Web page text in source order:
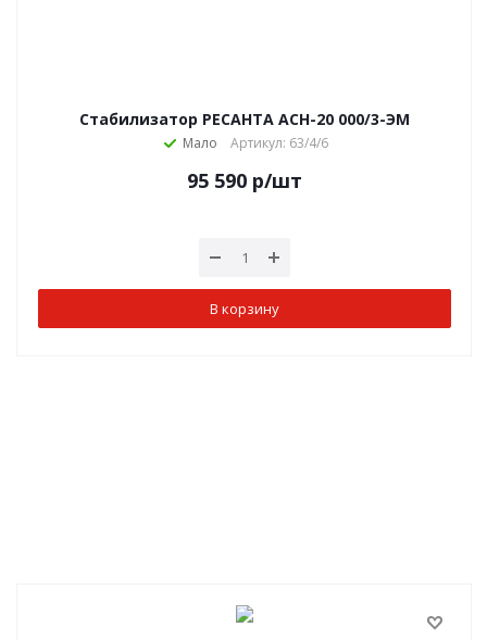
Стабилизатор РЕСАНТА АСН-20 000/3-ЭМ
Мало Артикул: 63/4/6
95 590 р/шт
В корзину